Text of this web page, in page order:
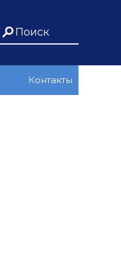
Контакты